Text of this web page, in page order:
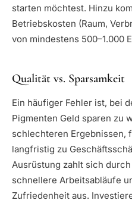
starten möchtest. Hinzu
Betriebskosten (Raum,
von mindestens 500–1.000
Qualität vs. Sparsamkeit
Ein häufiger Fehler ist, bei
Pigmenten Geld sparen zu
schlechteren Ergebnissen,
langfristig zu
Ausrüstung zahlt sich
schnellere Arbeitsabläufe
Zufriedenheit aus.